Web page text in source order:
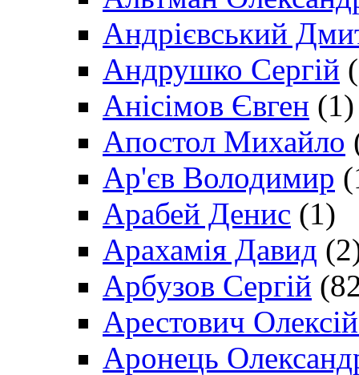
Андрієвський
Андрушко Сергій
Анісімов Євген (1)
Апостол Михайло
Ар'єв Володимир
Арабей Денис (1)
Арахамія Давид
Арбузов Сергій
Арестович
Аронець